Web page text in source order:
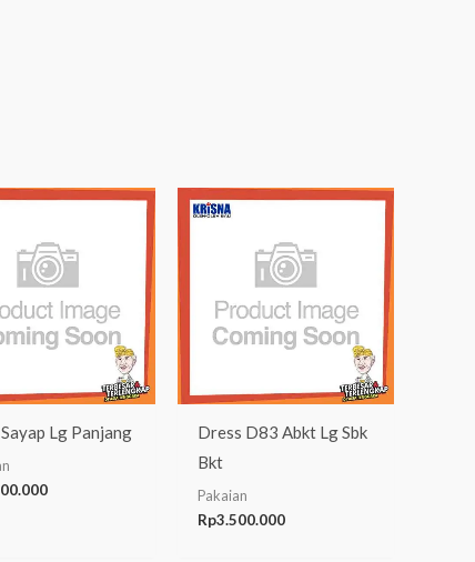
Lg Panjang
Dress D83 Abkt Lg Sbk
Bkt
Pakaian
Rp3.500.000